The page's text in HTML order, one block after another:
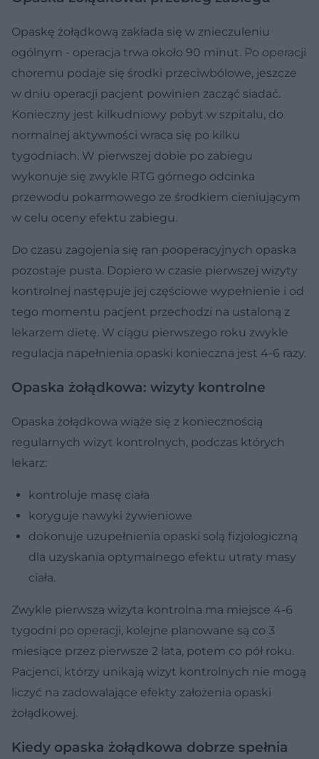
Opaskę żołądkową zakłada się w znieczuleniu
ogólnym - operacja trwa około 90 minut. Po operacji
choremu podaje się środki przeciwbólowe, jeszcze
w dniu operacji pacjent powinien zacząć siadać.
Konieczny jest kilkudniowy pobyt w szpitalu, do
normalnej aktywności wraca się po kilku
tygodniach. W pierwszej dobie po zabiegu
wykonuje się zwykle RTG górnego odcinka
przewodu pokarmowego ze środkiem cieniującym
w celu oceny efektu zabiegu.
Do czasu zagojenia się ran pooperacyjnych opaska
pozostaje pusta. Dopiero w czasie pierwszej wizyty
kontrolnej następuje jej częściowe wypełnienie i od
tego momentu pacjent przechodzi na ustaloną z
lekarzem dietę. W ciągu pierwszego roku zwykle
regulacja napełnienia opaski konieczna jest 4-6 razy.
Opaska żołądkowa: wizyty kontrolne
Opaska żołądkowa wiąże się z koniecznością
regularnych wizyt kontrolnych, podczas których
lekarz:
kontroluje masę ciała
koryguje nawyki żywieniowe
dokonuje uzupełnienia opaski solą fizjologiczną
dla uzyskania optymalnego efektu utraty masy
ciała.
Zwykle pierwsza wizyta kontrolna ma miejsce 4-6
tygodni po operacji, kolejne planowane są co 3
miesiące przez pierwsze 2 lata, potem co pół roku.
Pacjenci, którzy unikają wizyt kontrolnych nie mogą
liczyć na zadowalające efekty założenia opaski
żołądkowej.
Kiedy opaska żołądkowa dobrze spełnia